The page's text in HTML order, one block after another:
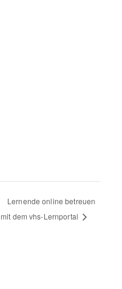
Lernende online betreuen
mit dem vhs-Lernportal